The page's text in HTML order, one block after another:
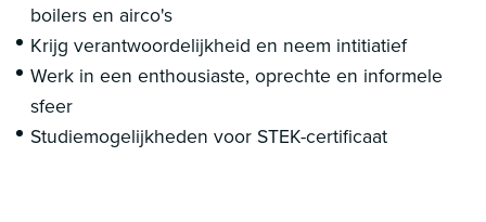
boilers en airco's
Krijg verantwoordelijkheid en neem intitiatief
Werk in een enthousiaste, oprechte en informele
sfeer
Studiemogelijkheden voor STEK-certificaat